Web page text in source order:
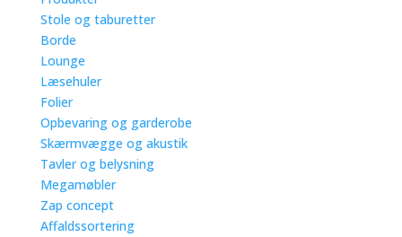
Stole og taburetter
Borde
Lounge
Læsehuler
Folier
Opbevaring og garderobe
Skærmvægge og akustik
Tavler og belysning
Megamøbler
Zap concept
Affaldssortering